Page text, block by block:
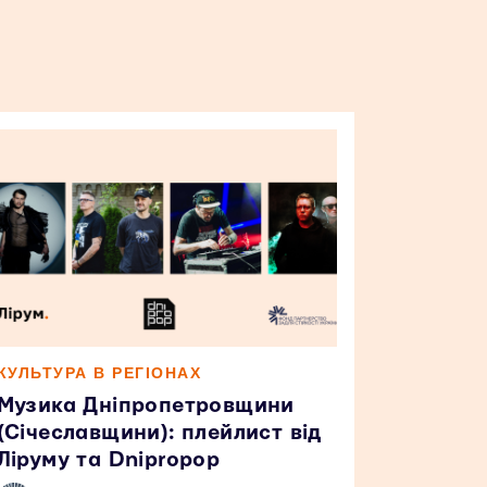
В РЕГІОНАХ
Дніпропетровщини
плейлист від
та Dnipropop